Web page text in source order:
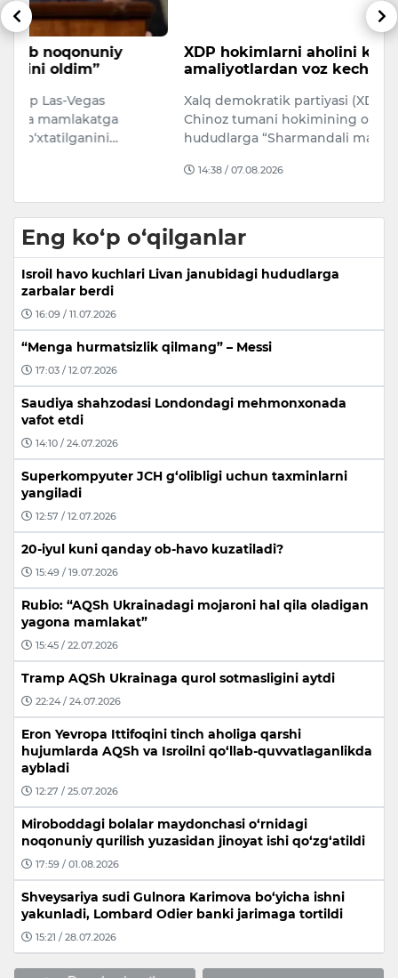
XDP hokimlarni aholini kamsituvchi
amaliyotlardan voz kechishga chaqirdi
Xalq demokratik partiyasi (XDP) Toshkent viloyati
Chinoz tumani hokimining obodonlashtirilmagan
hududlarga “Sharmandali maha…
Eng ko‘p o‘qilganlar
Isroil havo kuchlari Livan janubidagi hududlarga
zarbalar berdi
16:09 / 11.07.2026
“Menga hurmatsizlik qilmang” – Messi
17:03 / 12.07.2026
Saudiya shahzodasi Londondagi mehmonxonada
vafot etdi
14:10 / 24.07.2026
Superkompyuter JCH g‘olibligi uchun taxminlarni
yangiladi
12:57 / 12.07.2026
20-iyul kuni qanday ob-havo kuzatiladi?
15:49 / 19.07.2026
Rubio: “AQSh Ukrainadagi mojaroni hal qila oladigan
yagona mamlakat”
15:45 / 22.07.2026
Tramp AQSh Ukrainaga qurol sotmasligini aytdi
22:24 / 24.07.2026
Eron Yevropa Ittifoqini tinch aholiga qarshi
hujumlarda AQSh va Isroilni qo‘llab-quvvatlaganlikda
aybladi
12:27 / 25.07.2026
Miroboddagi bolalar maydonchasi o‘rnidagi
noqonuniy qurilish yuzasidan jinoyat ishi qo‘zg‘atildi
17:59 / 01.08.2026
Shveysariya sudi Gulnora Karimova bo‘yicha ishni
yakunladi, Lombard Odier banki jarimaga tortildi
15:21 / 28.07.2026